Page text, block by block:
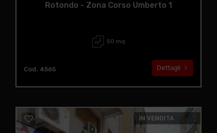
Rotondo - Zona Corso Umberto 1
50 mq
Cod. 4565 Dettagli
IN VENDITA